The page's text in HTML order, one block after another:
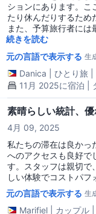
ションにあります。こ
たり休んだりするため
また、予算旅行者には
ースがあります。スタ
しやすいです。彼女
れば直接彼女に聞い
❤️ 立地は全ての近くに
ストラン、ショッピン
続きを読む
元の言語で表示する 生
Danica ひとり旅
11月 2025に宿泊 |
素晴らしい統計、優
4月 09, 2025
私たちの滞在は良かっ
へのアクセスも良好で
す。スタッフは親切で
しい体験でコストパフ
元の言語で表示する 生
Marifiel カップル